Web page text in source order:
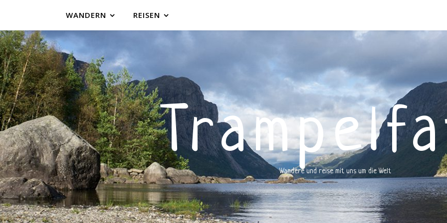
WANDERN REISEN
Wandere und reise mit uns um die Welt